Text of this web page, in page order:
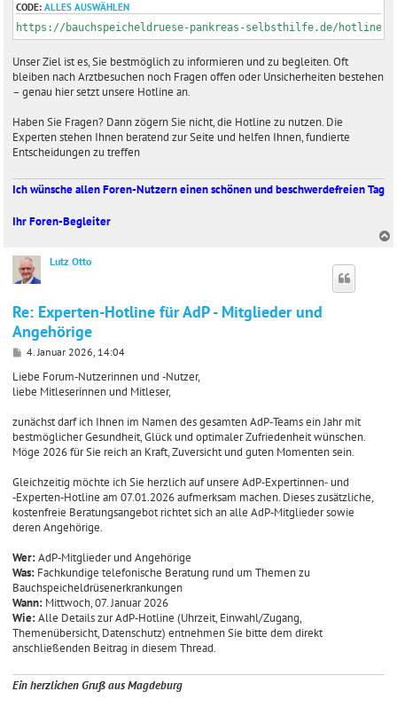
CODE: ALLES AUSWÄHLEN
https://bauchspeicheldruese-pankreas-selbsthilfe.de/hotline/
Unser Ziel ist es, Sie bestmöglich zu informieren und zu begleiten. Oft
bleiben nach Arztbesuchen noch Fragen offen oder Unsicherheiten bestehen
– genau hier setzt unsere Hotline an.
Haben Sie Fragen? Dann zögern Sie nicht, die Hotline zu nutzen. Die
Experten stehen Ihnen beratend zur Seite und helfen Ihnen, fundierte
Entscheidungen zu treffen
Ich wünsche allen Foren-Nutzern einen schönen und beschwerdefreien Tag
Ihr Foren-Begleiter
Lutz Otto
Re: Experten-Hotline für AdP - Mitglieder und
Angehörige
B
i
t
g
4. Januar 2026, 14:04
Liebe Forum‑Nutzerinnen und ‑Nutzer,
liebe Mitleserinnen und Mitleser,
zunächst darf ich Ihnen im Namen des gesamten AdP‑Teams ein Jahr mit
bestmöglicher Gesundheit, Glück und optimaler Zufriedenheit wünschen.
Möge 2026 für Sie reich an Kraft, Zuversicht und guten Momenten sein.
Gleichzeitig möchte ich Sie herzlich auf unsere AdP‑Expertinnen‑ und
‑Experten‑Hotline am 07.01.2026 aufmerksam machen. Dieses zusätzliche,
kostenfreie Beratungsangebot richtet sich an alle AdP‑Mitglieder sowie
deren Angehörige.
Wer:AdP‑Mitglieder und Angehörige
Was: Fachkundige telefonische Beratung rund um Themen zu
Bauchspeicheldrüsenerkrankungen
Wann: Mittwoch, 07. Januar 2026
Wie:Alle Details zur AdP‑Hotline (Uhrzeit, Einwahl/Zugang,
Themenübersicht, Datenschutz) entnehmen Sie bitte dem direkt
anschließenden Beitrag in diesem Thread.
Ein herzlichen Gruß aus Magdeburg